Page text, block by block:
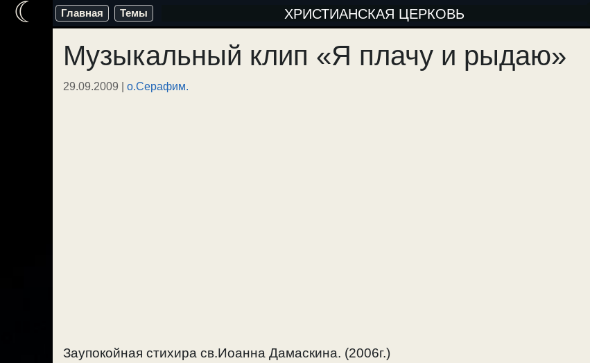
Перейти
содержимому
Главная Темы ХРИСТИАНСКАЯ ЦЕРКОВЬ
Музыкальный клип «Я плачу и рыдаю»
29.09.2009 | о.Серафим.
Заупокойная стихира св.Иоанна Дамаскина. (2006г.)
☾